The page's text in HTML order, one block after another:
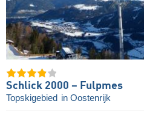
Schlick 2000 – Fulpmes
Topskigebied in Oostenrijk